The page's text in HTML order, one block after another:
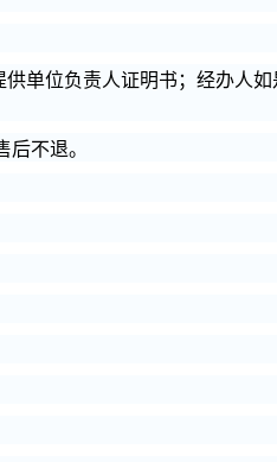
单位负责人证明书；经办人
不退。